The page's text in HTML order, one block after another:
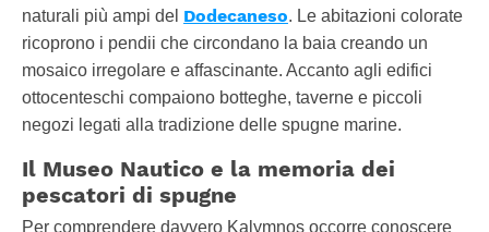
naturali più ampi del Dodecaneso. Le abitazioni colorate
ricoprono i pendii che circondano la baia creando un
mosaico irregolare e affascinante. Accanto agli edifici
ottocenteschi compaiono botteghe, taverne e piccoli
negozi legati alla tradizione delle spugne marine.
Il Museo Nautico e la memoria dei
pescatori di spugne
Per comprendere davvero Kalymnos occorre conoscere